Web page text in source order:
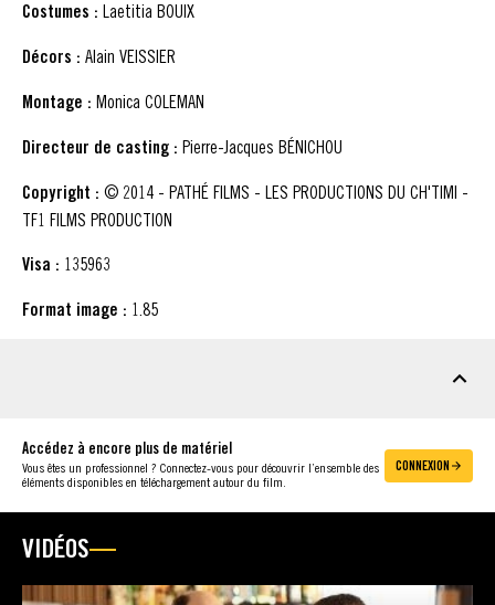
Costumes : Laetitia BOUIX
Décors : Alain VEISSIER
Montage : Monica COLEMAN
Directeur de casting : Pierre-Jacques BÉNICHOU
Copyright : © 2014 - PATHÉ FILMS - LES PRODUCTIONS DU CH'TIMI -
TF1 FILMS PRODUCTION
Visa : 135963
Format image : 1.85
Accédez à encore plus de matériel
Vous êtes un professionnel ? Connectez-vous pour découvrir l’ensemble des
éléments disponibles en téléchargement autour du film.
CONNEXION
VIDÉOS